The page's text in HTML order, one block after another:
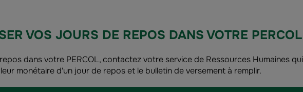
VOS JOURS DE REPOS DANS VOTRE
dans votre PERCOL, contactez votre service de Ressources Humaines qui
monétaire d'un jour de repos et le bulletin de versement à remplir.